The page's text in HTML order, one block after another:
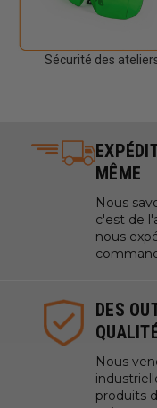
Sécurité des
MÊME
Nous
c'est de
nous
DES
Nous
produits